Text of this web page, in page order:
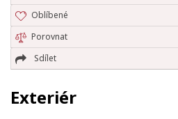
Oblíbené
Porovnat
Sdílet
Exteriér